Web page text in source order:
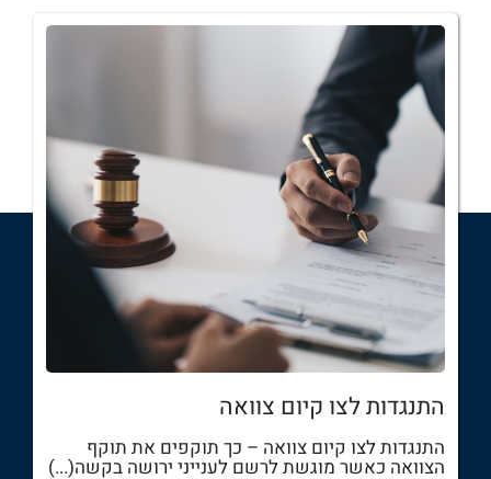
התנגדות לצו קיום צוואה
התנגדות לצו קיום צוואה – כך תוקפים את תוקף
הצוואה כאשר מוגשת לרשם לענייני ירושה בקשה(...)